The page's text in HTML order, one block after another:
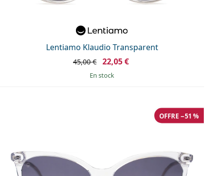
Lentiamo Klaudio Transparent
45,00 € 22,05 €
en stock
OFFRE −51 %